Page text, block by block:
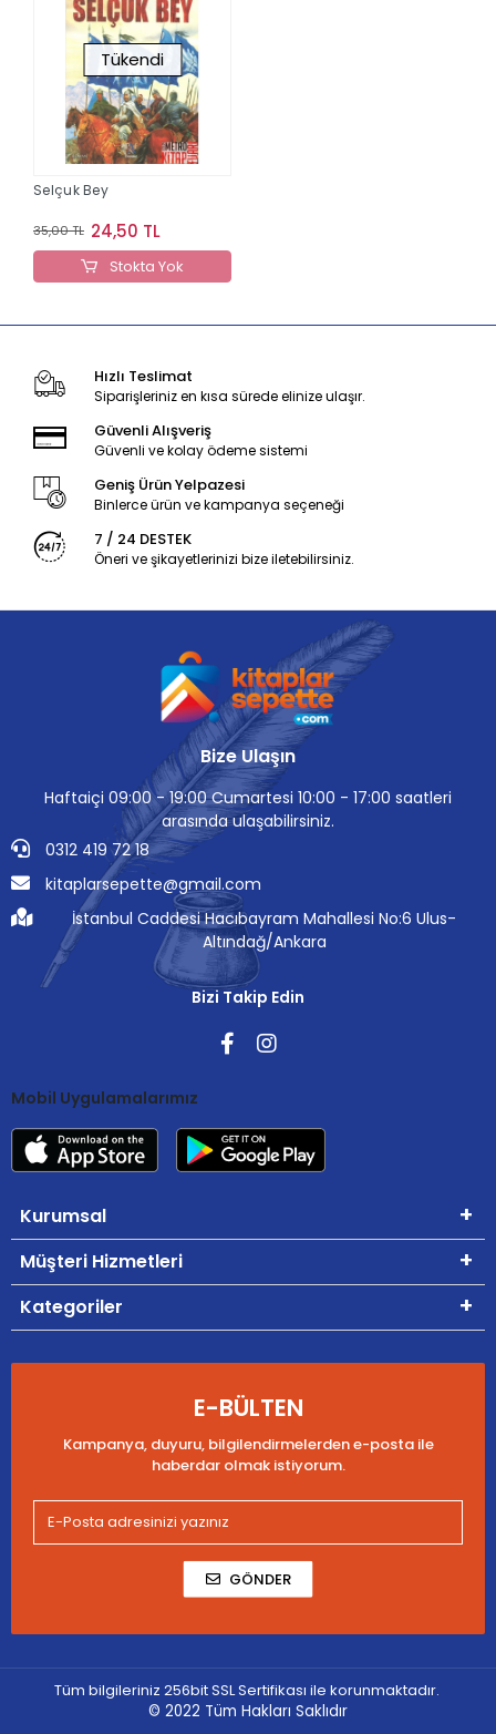
Tükendi
Selçuk Bey
35,00 TL 24,50 TL
Stokta Yok
Hızlı Teslimat
Siparişleriniz en kısa sürede elinize ulaşır.
Güvenli Alışveriş
Güvenli ve kolay ödeme sistemi
Geniş Ürün Yelpazesi
Binlerce ürün ve kampanya seçeneği
7 / 24 DESTEK
Öneri ve şikayetlerinizi bize iletebilirsiniz.
Bize Ulaşın
Haftaiçi 09:00 - 19:00 Cumartesi 10:00 - 17:00 saatleri
arasında ulaşabilirsiniz.
0312 419 72 18
kitaplarsepette@gmail.com
İstanbul Caddesi Hacıbayram Mahallesi No:6 Ulus-
Altındağ/Ankara
Bizi Takip Edin
Mobil Uygulamalarımız
Kurumsal
Müşteri Hizmetleri
Kategoriler
E-BÜLTEN
Kampanya, duyuru, bilgilendirmelerden e-posta ile
haberdar olmak istiyorum.
GÖNDER
Tüm bilgileriniz 256bit SSL Sertifikası ile korunmaktadır.
© 2022 Tüm Hakları Saklıdır